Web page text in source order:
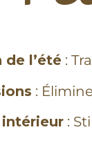
de l’été:
:
: